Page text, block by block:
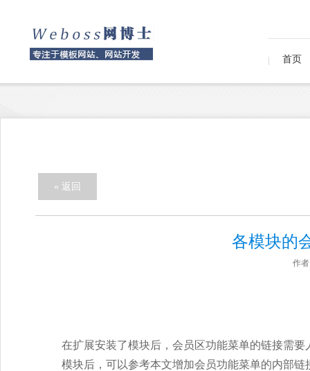
首页
« 返回
各模块的
作
在扩展安装了模块后，会员区功能菜单的链接需
模块后，可以参考本文增加会员功能菜单的内部链